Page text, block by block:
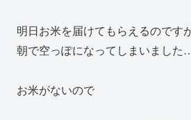
明日お米を届けてもらえるのです
朝で空っぽになってしまいました…
お米がないので